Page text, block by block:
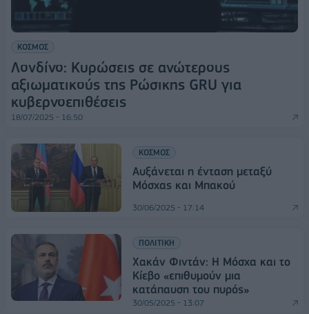
ΚΟΣΜΟΣ
Λονδίνο: Κυρώσεις σε ανώτερους
αξιωματικούς της Ρώσικης GRU για
κυβερνοεπιθέσεις
18/07/2025 - 16:50
ΚΟΣΜΟΣ
Αυξάνεται η ένταση μεταξύ
Μόσχας και Μπακού
30/06/2025 - 17:14
ΠΟΛΙΤΙΚΗ
Χακάν Φιντάν: Η Μόσχα και το
Κίεβο «επιθυμούν μια
κατάπαυση του πυρός»
30/05/2025 - 13:07